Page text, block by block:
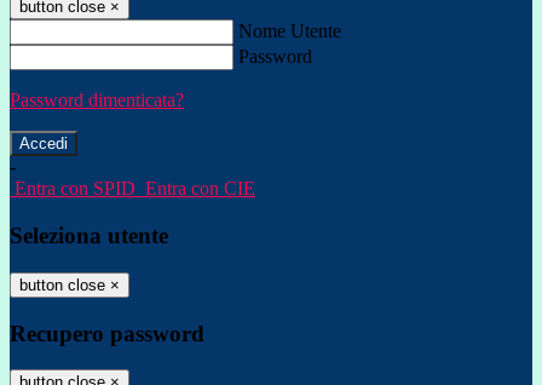
button close ×
Nome Utente
Password
Password dimenticata?
-
Entra con SPID Entra con CIE
Seleziona utente
button close ×
Recupero password